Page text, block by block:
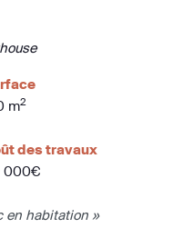
m2
des travaux
000€
en habitation »